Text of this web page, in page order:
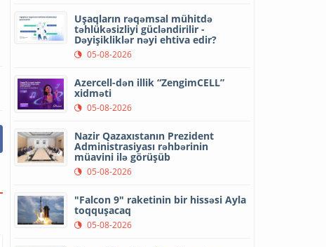
Uşaqların rəqəmsal mühitdə
təhlükəsizliyi gücləndirilir -
Dəyişikliklər nəyi ehtiva edir?
05-08-2026
Azercell-dən illik “ZengimCELL”
xidməti
05-08-2026
Nazir Qazaxıstanın Prezident
Administrasiyası rəhbərinin
müavini ilə görüşüb
05-08-2026
"Falcon 9" raketinin bir hissəsi Ayla
toqquşacaq
05-08-2026